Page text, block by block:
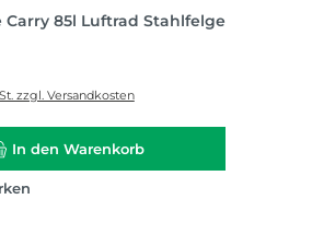
85l Luftrad Stahlfelge
zzgl. Versandkosten
In den Warenkorb